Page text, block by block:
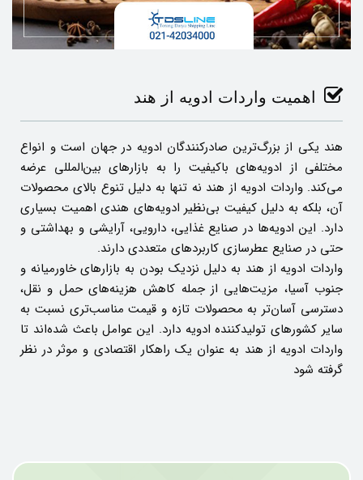
اهمیت واردات ادویه از هند
هند یکی از بزرگ‌ترین صادرکنندگان ادویه در جهان است و انواع
مختلفی از ادویه‌های باکیفیت را به بازارهای بین‌المللی عرضه
می‌کند. واردات ادویه از هند نه تنها به دلیل تنوع بالای محصولات
آن، بلکه به دلیل کیفیت بی‌نظیر ادویه‌های هندی اهمیت بسیاری
دارد. این ادویه‌ها در صنایع غذایی، دارویی، آرایشی و بهداشتی و
حتی در صنایع عطرسازی کاربردهای متعددی دارند.
واردات ادویه از هند به دلیل نزدیک بودن به بازارهای خاورمیانه و
جنوب آسیا، مزیت‌هایی از جمله کاهش هزینه‌های حمل و نقل،
دسترسی آسان‌تر به محصولات تازه و قیمت مناسب‌تری نسبت به
سایر کشورهای تولیدکننده ادویه دارد. این عوامل باعث شده‌اند تا
واردات ادویه از هند به عنوان یک راهکار اقتصادی و موثر در نظر
گرفته شود